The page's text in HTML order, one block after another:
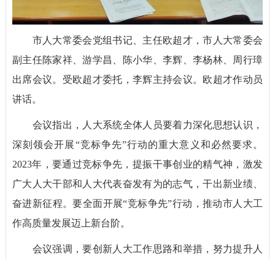
市人大常委会党组书记、主任欧超才，市人大常委会
副主任陈家祥、游学昌、陈小华、李辉、李杨林、周行璋
出席会议。受欧超才委托，李辉主持会议。欧超才作动员
讲话。
会议指出，人大系统全体人员要着力深化思想认识，
深刻领会开展“竞标争先”行动的重大意义和必然要求。
2023年，要通过竞标争先，提振干事创业的精气神，激发
广大人大干部和人大代表奋发有为的志气，干出新业绩、
奋进新征程。要全面开展“竞标争先”行动，推动市人大工
作高质量发展迈上新台阶。
会议强调，要创新人大工作思路和举措，努力提升人